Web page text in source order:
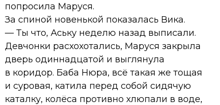
попросила Маруся.
За спиной новенькой показалась Вика.
— Ты что, Аську неделю назад выписали.
Девчонки расхохотались, Маруся закрыла
дверь одиннадцатой и выглянула
в коридор. Баба Нюра, всё такая же тощая
и суровая, катила перед собой сидячую
каталку, колёса противно хлюпали в воде,